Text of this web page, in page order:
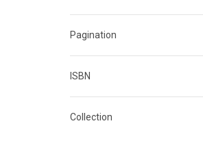
Pagination
ISBN
Collection